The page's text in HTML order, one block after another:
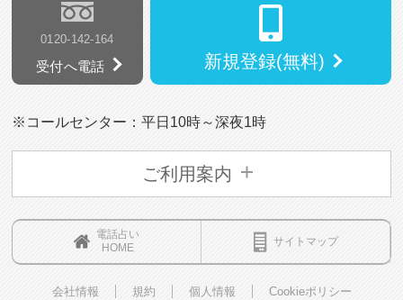
0120-142-164
受付へ電話 新規登録(無料)
※コールセンター：平日10時～深夜1時
ご利用案内
電話占い
HOME
サイトマップ
会社情報 規約 個人情報 Cookieポリシー